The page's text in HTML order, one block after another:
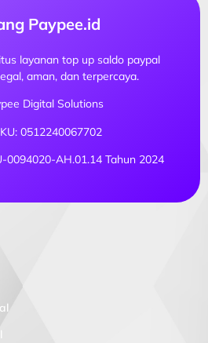
Paypee.id
layanan top up saldo paypal
aman, dan terpercaya.
Digital Solutions
0512240067702
0094020-AH.01.14 Tahun 2024